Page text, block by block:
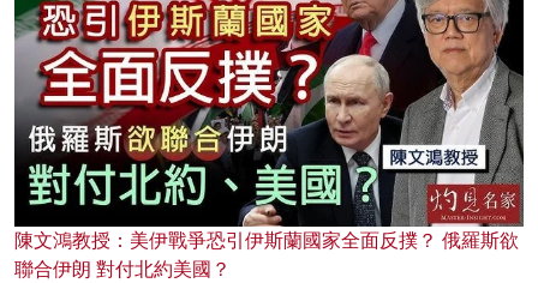
陳文鴻教授：美伊戰爭恐引伊斯蘭國家全面反撲？ 俄羅斯欲
聯合伊朗 對付北約美國？